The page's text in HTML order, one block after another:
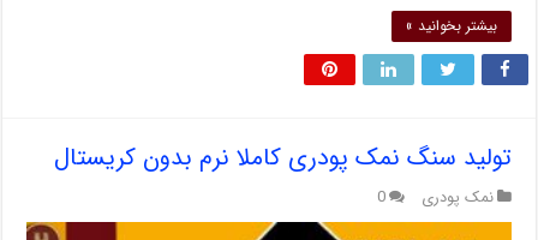
بیشتر بخوانید »
تولید سنگ نمک پودری کاملا نرم بدون کریستال
نمک پودری 0